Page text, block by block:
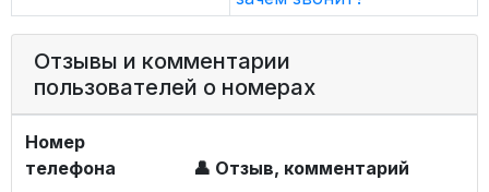
Отзывы и комментарии
пользователей о номерах
Номер
телефона
👤 Отзыв, комментарий